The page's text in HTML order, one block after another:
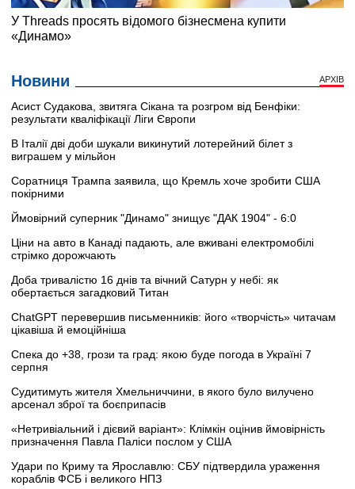
Новини АРХІВ
Асист Судакова, звитяга Сікана та розгром від Бенфіки:
результати кваліфікації Ліги Європи
В Італії дві доби шукали викинутий лотерейний білет з
виграшем у мільйон
Соратниця Трампа заявила, що Кремль хоче зробити США
покірними
Ймовірний суперник "Динамо" знищує "ДАК 1904" - 6:0
Ціни на авто в Канаді падають, але вживані електромобілі
стрімко дорожчають
Доба тривалістю 16 днів та вічний Сатурн у небі: як
обертається загадковий Титан
ChatGPT перевершив письменників: його «творчість» читачам
цікавіша й емоційніша
Спека до +38, грози та град: якою буде погода в Україні 7
серпня
Судитимуть жителя Хмельниччини, в якого було вилучено
арсенал зброї та боєприпасів
«Нетривіальний і дієвий варіант»: Клімкін оцінив ймовірність
призначення Павла Паліси послом у США
Удари по Криму та Ярославлю: СБУ підтвердила ураження
кораблів ФСБ і великого НПЗ